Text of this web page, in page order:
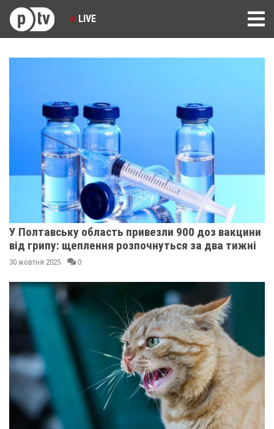
LIVE
У Полтавську область привезли 900 доз вакцини
від грипу: щеплення розпочнуться за два тижні
30 жовтня 2025 0